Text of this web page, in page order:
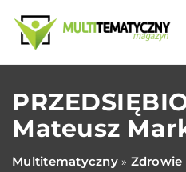
Mateusz
Multitematyczny» Zdrowie